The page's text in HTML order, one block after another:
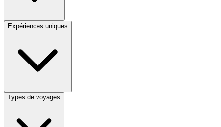
Expériences uniques
Types de voyages